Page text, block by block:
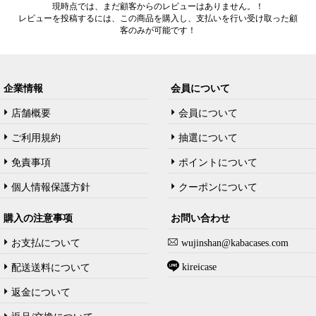
現時点では、まだ顧客からのレビューはありません。！
レビューを投稿するには、この商品を購入し、支払いを行い受け取った顧
客のみが可能です！
企業情報
店舗概要
ご利用規約
免責事項
個人情報保護方針
会員について
会員について
抽選について
ポイントについて
クーポンについて
購入の注意事项
お支払について
配送送料について
返金について
お問い合わせ
wujinshan@kabacases.com
kireicase